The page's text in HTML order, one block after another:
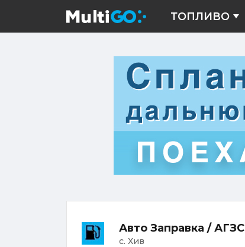
ТОПЛИВО
Авто Заправка / АГЗС
с. Хив